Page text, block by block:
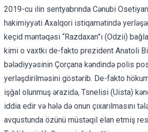
2019-cu ilin sentyabrında Cənubi
hakimiyyəti Axalqori istiqamətində
keçid məntəqəsi “Razdaxan”ı (Odzii)
kimi o vaxtkı de-fakto prezident Anatoli
bələdiyyəsinin Çorçana kəndində polis
yerləşdirilməsini göstərib. De-fakto
işğal olunmuş ərazidə, Tsnelisi (Uista)
iddia edir və hələ də onun çıxarılmasını
avqustunda özünü müstəqil elan etmiş